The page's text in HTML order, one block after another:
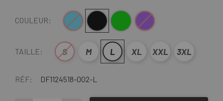
COULEUR: Bleu Violet
TAILLE: S M L XL XXL 3XL
RÉF: DF1124518-002-L